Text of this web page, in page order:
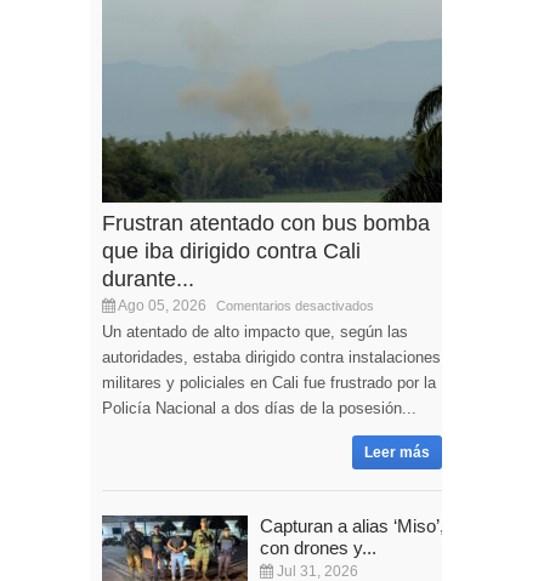
Frustran atentado con bus bomba
que iba dirigido contra Cali
durante...
Ago 05, 2026 Comentarios desactivados
Un atentado de alto impacto que, según las
autoridades, estaba dirigido contra instalaciones
militares y policiales en Cali fue frustrado por la
Policía Nacional a dos días de la posesión...
Leer más
Capturan a alias ‘Miso’,
con drones y...
Jul 31, 2026